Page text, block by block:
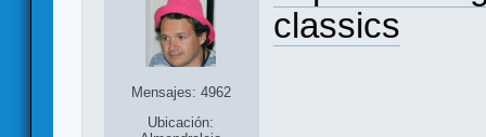
Mensajes: 4962
Ubicación:
classics